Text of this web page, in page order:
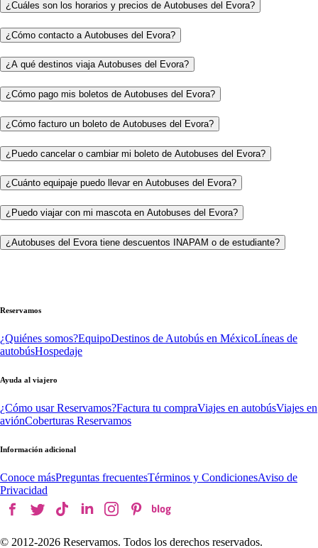
¿Cuáles son los horarios y precios de Autobuses del Evora?
¿Cómo contacto a Autobuses del Evora?
¿A qué destinos viaja Autobuses del Evora?
¿Cómo pago mis boletos de Autobuses del Evora?
¿Cómo facturo un boleto de Autobuses del Evora?
¿Puedo cancelar o cambiar mi boleto de Autobuses del Evora?
¿Cuánto equipaje puedo llevar en Autobuses del Evora?
¿Puedo viajar con mi mascota en Autobuses del Evora?
¿Autobuses del Evora tiene descuentos INAPAM o de estudiante?
Reservamos
¿Quiénes somos?EquipoDestinos de Autobús en MéxicoLíneas de
autobúsHospedaje
Ayuda al viajero
¿Cómo usar Reservamos?Factura tu compraViajes en autobúsViajes en
aviónCoberturas Reservamos
Información adicional
Conoce másPreguntas frecuentesTérminos y CondicionesAviso de
Privacidad
© 2012-2026 Reservamos. Todos los derechos reservados.